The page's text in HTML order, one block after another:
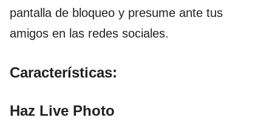
pantalla de bloqueo y presume ante tus
amigos en las redes sociales.
Características:
Haz Live Photo